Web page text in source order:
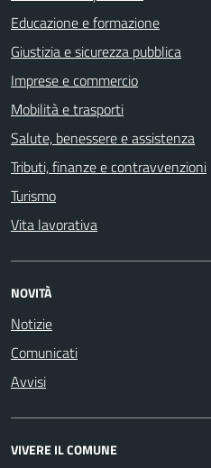
Educazione e formazione
Giustizia e sicurezza pubblica
Imprese e commercio
Mobilità e trasporti
Salute, benessere e assistenza
Tributi, finanze e contravvenzioni
Turismo
Vita lavorativa
NOVITÀ
Notizie
Comunicati
Avvisi
VIVERE IL COMUNE